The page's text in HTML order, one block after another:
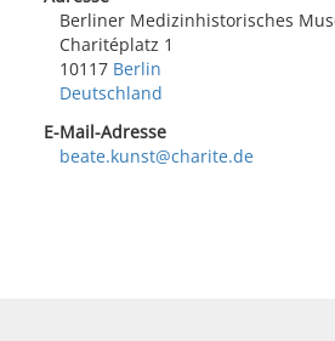
Berliner Medizinhistorisches
Charitéplatz 1
10117 Berlin
Deutschland
E-Mail-Adresse
beate.kunst@charite.de